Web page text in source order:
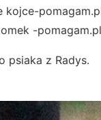
kojce-
-
psiaka z Radys.